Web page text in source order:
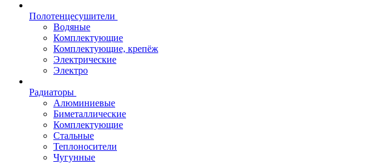
Полотенцесушители
Водяные
Комплектующие
Комплектующие, крепёж
Электрические
Электро
Радиаторы
Алюминиевые
Биметаллические
Комплектующие
Стальные
Теплоносители
Чугунные